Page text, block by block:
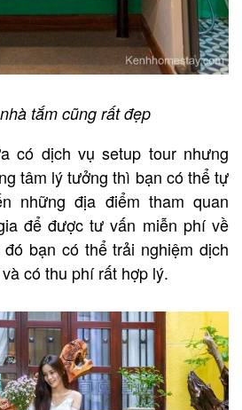
tắm cũng rất đẹp
có dịch vụ setup tour nhưng
tâm lý tưởng thì bạn có thể tự
những địa điểm tham quan
để được tư vấn miễn phí về
bạn có thể trải nghiệm dịch
có thu phí rất hợp lý.